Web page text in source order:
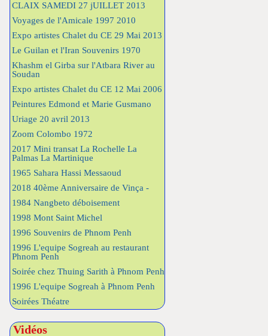
CLAIX SAMEDI 27 jUILLET 2013
Voyages de l'Amicale 1997 2010
Expo artistes Chalet du CE 29 Mai 2013
Le Guilan et l'Iran Souvenirs 1970
Khashm el Girba sur l'Atbara River au
Soudan
Expo artistes Chalet du CE 12 Mai 2006
Peintures Edmond et Marie Gusmano
Uriage 20 avril 2013
Zoom Colombo 1972
2017 Mini transat La Rochelle La
Palmas La Martinique
1965 Sahara Hassi Messaoud
2018 40ème Anniversaire de Vinça -
1984 Nangbeto déboisement
1998 Mont Saint Michel
1996 Souvenirs de Phnom Penh
1996 L'equipe Sogreah au restaurant
Phnom Penh
Soirée chez Thuing Sarith à Phnom Penh
1996 L'equipe Sogreah à Phnom Penh
Soirées Théatre
Vidéos